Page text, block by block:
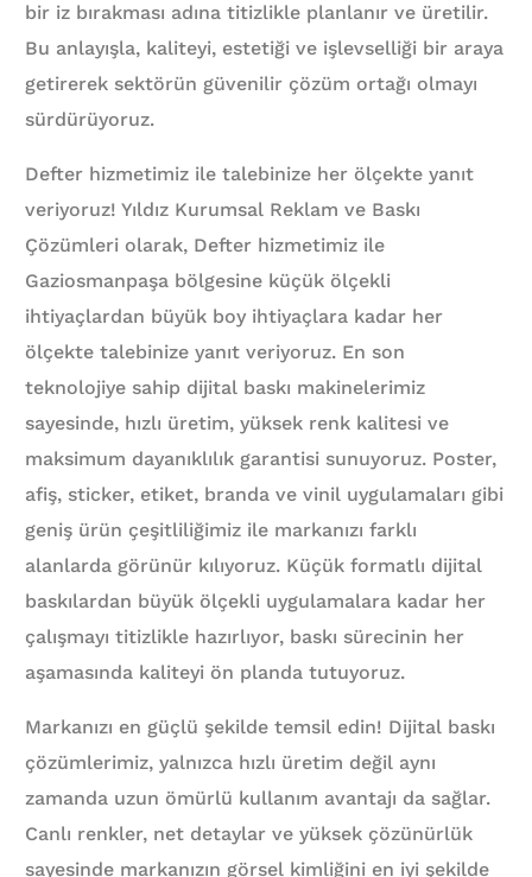
bir iz bırakması adına titizlikle planlanır ve üretilir.
Bu anlayışla, kaliteyi, estetiği ve işlevselliği bir araya
getirerek sektörün güvenilir çözüm ortağı olmayı
sürdürüyoruz.
Defter hizmetimiz ile talebinize her ölçekte yanıt
veriyoruz! Yıldız Kurumsal Reklam ve Baskı
Çözümleri olarak, Defter hizmetimiz ile
Gaziosmanpaşa bölgesine küçük ölçekli
ihtiyaçlardan büyük boy ihtiyaçlara kadar her
ölçekte talebinize yanıt veriyoruz. En son
teknolojiye sahip dijital baskı makinelerimiz
sayesinde, hızlı üretim, yüksek renk kalitesi ve
maksimum dayanıklılık garantisi sunuyoruz. Poster,
afiş, sticker, etiket, branda ve vinil uygulamaları gibi
geniş ürün çeşitliliğimiz ile markanızı farklı
alanlarda görünür kılıyoruz. Küçük formatlı dijital
baskılardan büyük ölçekli uygulamalara kadar her
çalışmayı titizlikle hazırlıyor, baskı sürecinin her
aşamasında kaliteyi ön planda tutuyoruz.
Markanızı en güçlü şekilde temsil edin! Dijital baskı
çözümlerimiz, yalnızca hızlı üretim değil aynı
zamanda uzun ömürlü kullanım avantajı da sağlar.
Canlı renkler, net detaylar ve yüksek çözünürlük
sayesinde markanızın görsel kimliğini en iyi şekilde